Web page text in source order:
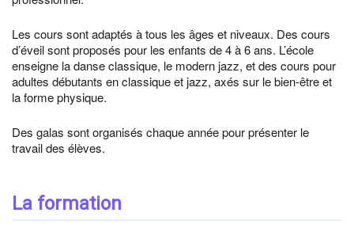
Les cours sont adaptés à tous les âges et niveaux. Des cours
d’éveil sont proposés pour les enfants de 4 à 6 ans. L’école
enseigne la danse classique, le modern jazz, et des cours pour
adultes débutants en classique et jazz, axés sur le bien-être et
la forme physique.
Des galas sont organisés chaque année pour présenter le
travail des élèves.
La formation